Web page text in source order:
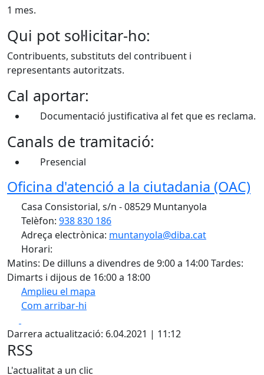
1 mes.
Qui pot sol·licitar-ho:
Contribuents, substituts del contribuent i
representants autoritzats.
Cal aportar:
Documentació justificativa al fet que es reclama.
Canals de tramitació:
Presencial
Oficina d'atenció a la ciutadania (OAC)
Casa Consistorial, s/n - 08529 Muntanyola
Telèfon: 938 830 186
Adreça electrònica: muntanyola@diba.cat
Horari:
Matins: De dilluns a divendres de 9:00 a 14:00 Tardes:
Dimarts i dijous de 16:00 a 18:00
Amplieu el mapa
Com arribar-hi
+
−
Darrera actualització: 6.04.2021 | 11:12
RSS
L'actualitat a un clic